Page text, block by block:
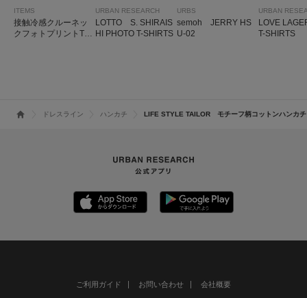
ITEMS
接触冷感クルーネッ
クフォトプリントTシ
URBAN RESEARCH
LOTTO S. SHIRAIS
HI PHOTO T-SHIRTS
URBS
semoh JERRY HS
U-02
URBAN
LOVE
T-SHIRTS
ドレスライン ハンカチ LIFE STYLE TAILOR モチーフ柄コットンハンカチ
ご利用ガイド お問い合わせ 会社概要